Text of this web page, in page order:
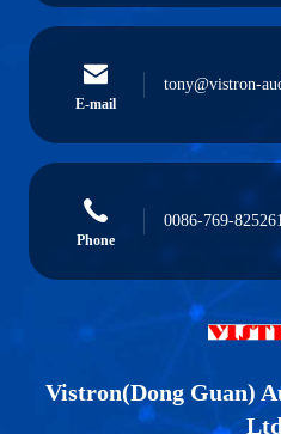
E-mail
tony@vistron-
Phone
0086-769-
Vistron(Dong Guan)